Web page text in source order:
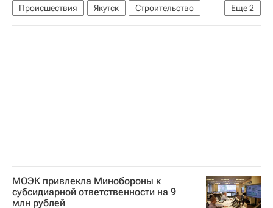
Еще2
Происшествия Якутск
Строительство
Дороги
Республика Саха (Якутия)
МОЭК привлекла Минобороны к
субсидиарной ответственности на 9
млн рублей